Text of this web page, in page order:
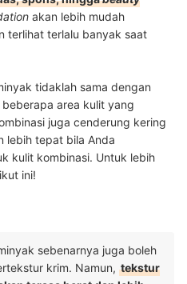
akan lebih mudah
terlihat terlalu banyak saat
tidaklah sama dengan
area kulit yang
juga cenderung kering
lebih tepat bila Anda
kulit kombinasi. Untuk lebih
ini!
sebenarnya juga boleh
krim. Namun, tekstur